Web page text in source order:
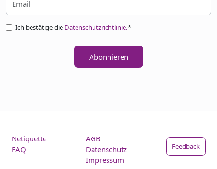
Ich bestätige die Datenschutzrichtlinie.*
Abonnieren
Netiquette
FAQ
AGB
Datenschutz
Impressum
Feedback